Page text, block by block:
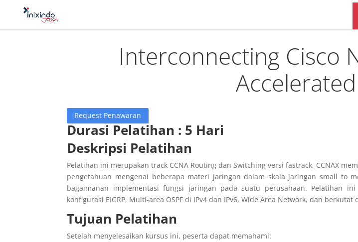
Interconnecting Cisco
Request Penawaran
Durasi Pelatihan : 5 Hari
Deskripsi Pelatihan
Pelatihan ini merupakan track CCNA Routing dan Switching versi fastrack, CCNAX
pengetahuan mengenai beberapa materi jaringan dalam skala jaringan small to
bagaimanan implementasi fungsi jaringan pada suatu perusahaan. Pelatihan
konfigurasi EIGRP, Multi-area OSPF di IPv4 dan IPv6, Wide Area Network, dan
Tujuan Pelatihan
Setelah menyelesaikan kursus ini, peserta dapat memahami: